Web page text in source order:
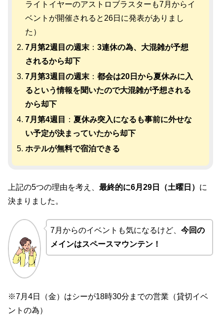
ライトイヤーのアストロブラスターも7月からイ
ベントが開催されると26日に発表がありまし
た）
7月第2週目の週末 ：3連休の為、大混雑が予想
されるから却下
7月第3週目の週末 ：都会は20日から夏休みに入
るという情報を聞いたので大混雑が予想される
から却下
7月第4週目
：夏休み突入になるも事前に外せな
い予定が決まっていたから却下
ホテルが無料で宿泊できる
上記の5つの理由を考え、 最終的に6月29日（土曜日） に
決まりました。
7月からのイベントも気になるけど、 今回の
メインはスペースマウンテン！
※7月4日（金）はシーが18時30分までの営業（貸切イベ
ントの為）